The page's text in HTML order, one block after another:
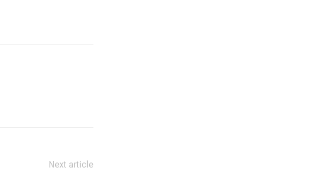
Next article